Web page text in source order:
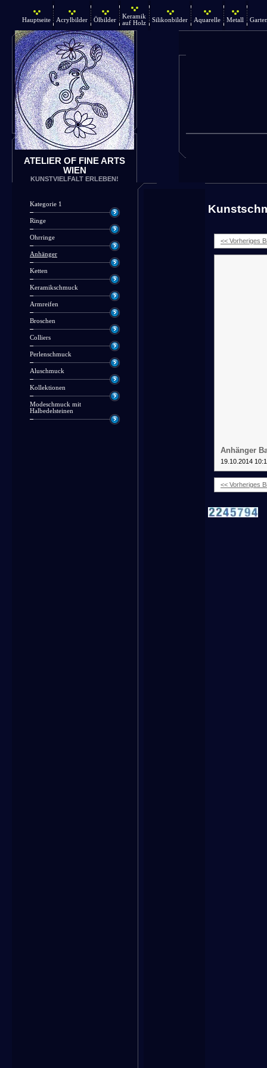
Hauptseite Acrylbilder Ölbilder
Keramik
auf Holz
Silikonbilder Aquarelle Metall
ATELIER OF FINE ARTS
WIEN
KUNSTVIELFALT ERLEBEN!
Kategorie 1
Ringe
Ohrringe
Anhänger
Ketten
Keramikschmuck
Armreifen
Broschen
Colliers
Perlenschmuck
Aluschmuck
Kollektionen
Modeschmuck mit
Halbedelsteinen
<< Vorheriges
Anhänger
19.10.2014
<< Vorheriges